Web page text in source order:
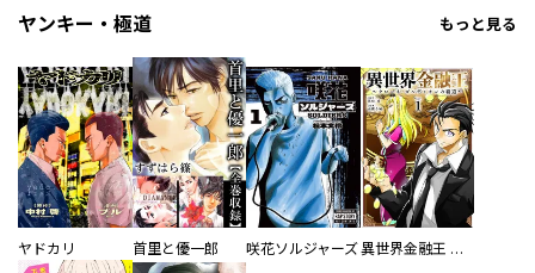
ヤンキー・極道 もっと見る
ヤドカリ 首里と優一郎 咲花ソルジャーズ 異世界金融王 ～クローネ・ゴルディオンの覇道～